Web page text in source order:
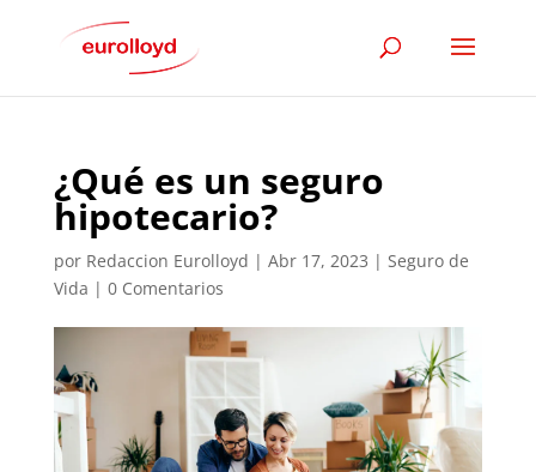
¿Qué es un seguro
hipotecario?
por Redaccion Eurolloyd | Abr 17, 2023 | Seguro de
Vida | 0 Comentarios